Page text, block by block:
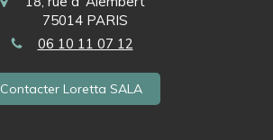
75014 PARIS
06 10 11 07 12
Contacter Loretta SALA